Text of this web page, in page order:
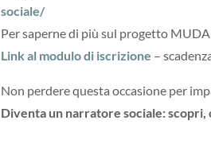
sociale/
Per saperne di più sul progetto
Link al modulo di iscrizione –
Non perdere questa occasione per
Diventa un narratore sociale: scopri,